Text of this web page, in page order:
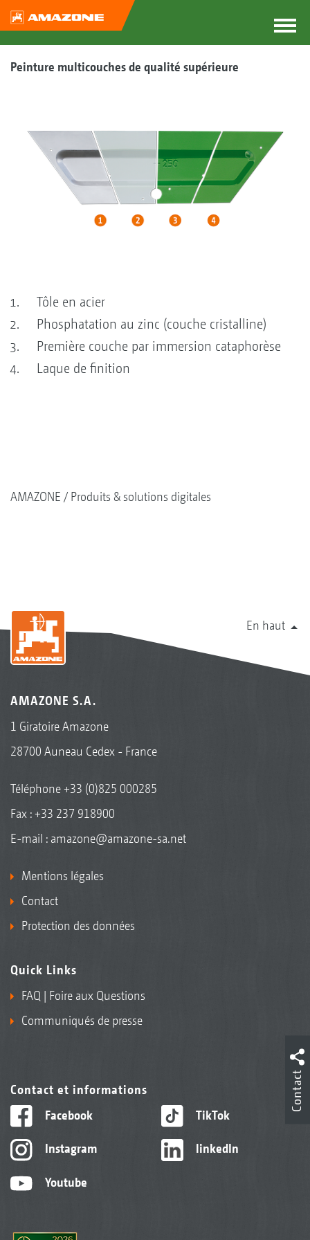
Peinture multicouches de qualité supérieure
Tôle en acier
Phosphatation au zinc (couche cristalline)
Première couche par immersion cataphorèse
Laque de finition
AMAZONE Produits & solutions digitales
En haut
AMAZONE S.A.
1 Giratoire Amazone
28700 Auneau Cedex - France
Téléphone+33 (0)825 000285
Fax : +33 237 918900
E-mail : amazone@amazone-sa.net
Mentions légales
Contact
Protection des données
Quick Links
FAQ | Foire aux Questions
Communiqués de presse
Contact et informations
Facebook
Instagram
Youtube
TikTok
linkedIn
Contact